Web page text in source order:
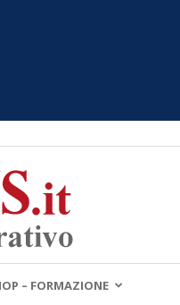
– FORMAZIONE